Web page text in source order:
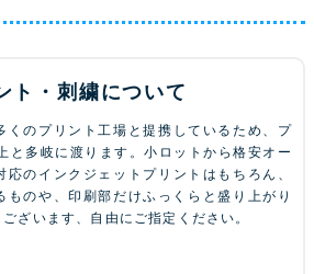
ト・刺繍について
くのプリント工場と提携しているため、プ
と多岐に渡ります。小ロットから格安オー
のインクジェットプリントはもちろん、
ものや、印刷部だけふっくらと盛り上がり
ざいます、自由にご指定ください。